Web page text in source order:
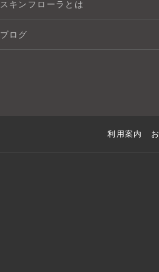
スキンフローラとは
ブログ
利用案内